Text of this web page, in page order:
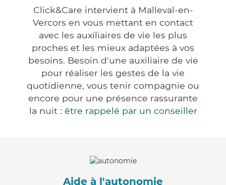
Click&Care intervient à Malleval-en-
Vercors en vous mettant en contact
avec les auxiliaires de vie les plus
proches et les mieux adaptées à vos
besoins. Besoin d'une auxiliaire de vie
pour réaliser les gestes de la vie
quotidienne, vous tenir compagnie ou
encore pour une présence rassurante
la nuit : être rappelé par un conseiller
Aide à l'autonomie